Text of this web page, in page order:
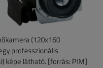
(120x160
professzionális
képe látható. [forrás: PIM]